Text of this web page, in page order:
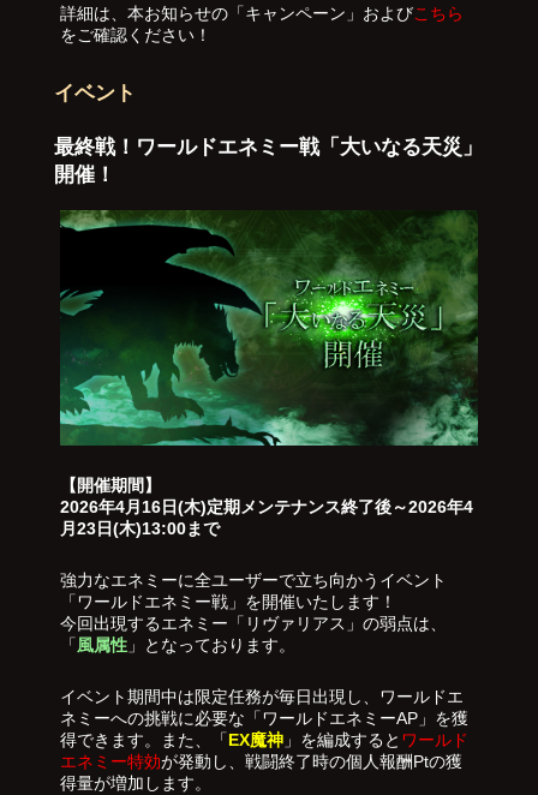
詳細は、本お知らせの「キャンペーン」およびこちら
をご確認ください！
イベント
最終戦！ワールドエネミー戦「大いなる天災」
開催！
【開催期間】
2026年4月16日(木)定期メンテナンス終了後～2026年4
月23日(木)13:00まで
強力なエネミーに全ユーザーで立ち向かうイベント
「ワールドエネミー戦」を開催いたします！
今回出現するエネミー「リヴァリアス」の弱点は、
「風属性」となっております。
イベント期間中は限定任務が毎日出現し、ワールドエ
ネミーへの挑戦に必要な「ワールドエネミーAP」を獲
得できます。また、「EX魔神」を編成すると ワールド
エネミー特効が発動し、戦闘終了時の個人報酬Ptの獲
得量が増加します。